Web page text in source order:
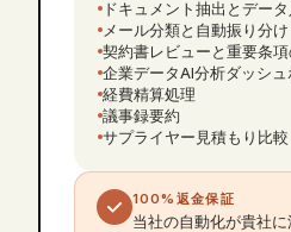
ドキュメント抽出とデータ
メール分類と自動振り分け
契約書レビューと重要条項
企業データAI分析ダッシュ
経費精算処理
議事録要約
サプライヤー見積もり比較
100%返金保証
当社の自動化が貴社